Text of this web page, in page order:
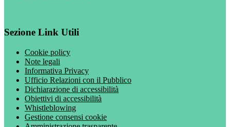
Sezione Link Utili
Cookie policy
Note legali
Informativa Privacy
Ufficio Relazioni con il Pubblico
Dichiarazione di accessibilità
Obiettivi di accessibilità
Whistleblowing
Gestione consensi cookie